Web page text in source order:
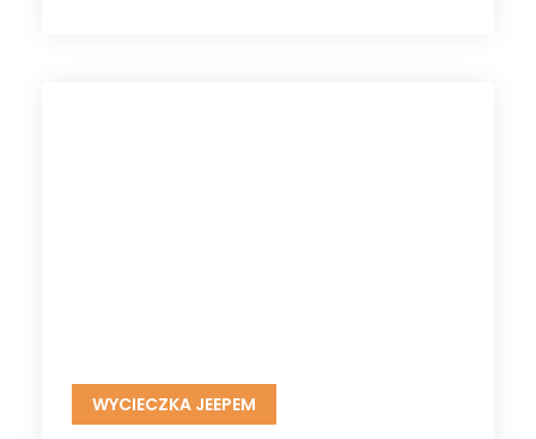
WYCIECZKA JEEPEM